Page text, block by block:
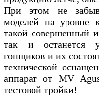
При этом не
моделей на уровне
такой совершенный
так и останется
гонщиков и их
технической
аппарат от MV
тестовой тройки!